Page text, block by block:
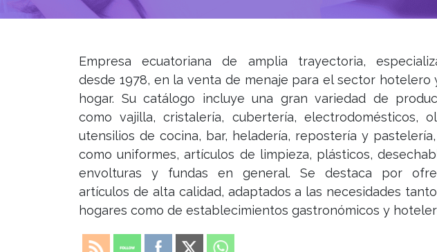
Empresa ecuatoriana de amplia trayectoria,
desde 1978, en la venta de menaje para el sector hotelero
hogar. Su catálogo incluye una gran variedad de
como vajilla, cristalería, cubertería, electrodomésticos,
utensilios de cocina, bar, heladería, repostería y
como uniformes, artículos de limpieza, plásticos,
envolturas y fundas en general. Se destaca por
artículos de alta calidad, adaptados a las necesidades
hogares como de establecimientos gastronómicos y